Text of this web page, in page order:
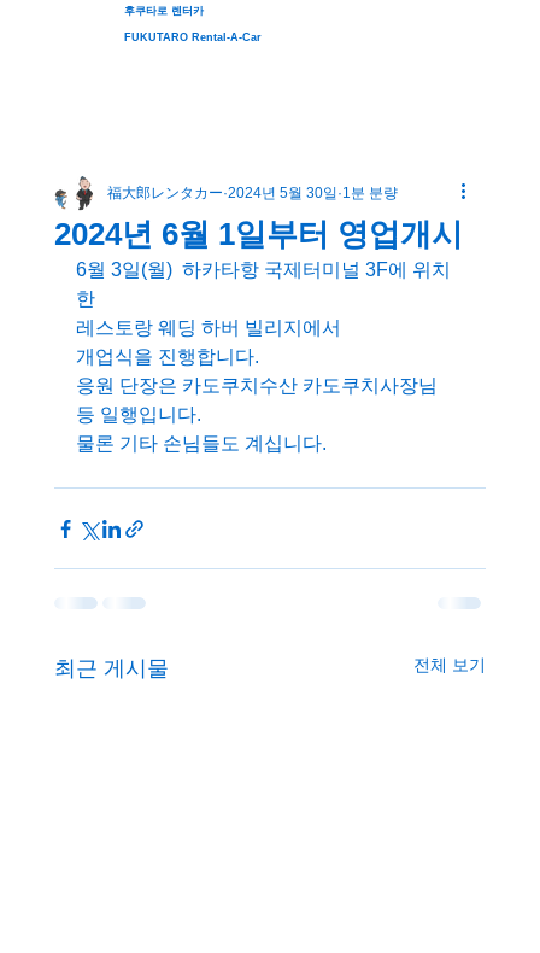
2024년 6월 1일부터 영업개시
福大郎レンタカー 2024년 5월 30일 1분 분량
6월 3일(월)  하카타항 국제터미널 3F에 위치
한
레스토랑 웨딩 하버 빌리지에서
개업식을 진행합니다.
응원 단장은 카도쿠치수산 카도쿠치사장님
등 일행입니다.
물론 기타 손님들도 계십니다.
최근 게시물 전체 보기
후쿠타로 렌터카
FUKUTARO Rental-A-Car